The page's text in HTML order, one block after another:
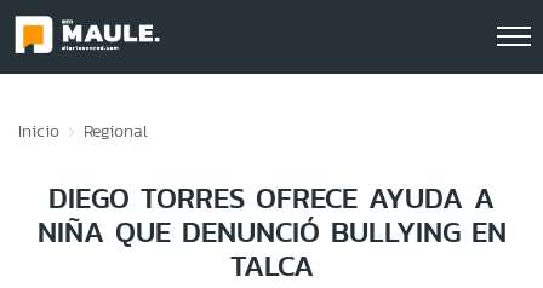
Inicio Regional
DIEGO TORRES OFRECE AYUDA A
NIÑA QUE DENUNCIÓ BULLYING EN
TALCA